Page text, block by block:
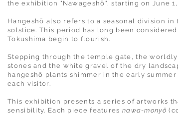
the exhibition "Nawageshō", starting on June
Hangeshō also refers to a seasonal division
solstice. This period has long been
Tokushima begin to flourish.
Stepping through the temple gate, the
stones and the white gravel of the dry
hangeshō plants shimmer in the early
each visitor.
This exhibition presents a series of artworks
sensibility. Each piece features nawa-monyō